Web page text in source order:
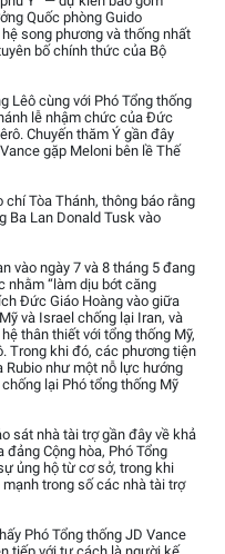
Quốc phòng Guido
song phương và thống nhất
bố chính thức của Bộ
Lêô cùng với Phó Tổng thống
lễ nhậm chức của Đức
Chuyến thăm Ý gần đây
gặp Meloni bên lề Thế
Tòa Thánh, thông báo rằng
Ba Lan Donald Tusk vào
vào ngày 7 và 8 tháng 5 đang
nhằm “làm dịu bớt căng
Đức Giáo Hoàng vào giữa
và Israel chống lại Iran, và
thân thiết với tổng thống Mỹ,
Trong khi đó, các phương tiện
Rubio như một nỗ lực hướng
lại Phó tổng thống Mỹ
sát nhà tài trợ gần đây về khả
Cộng hòa, Phó Tổng
ủng hộ từ cơ sở, trong khi
trong số các nhà tài trợ
Phó Tổng thống JD Vance